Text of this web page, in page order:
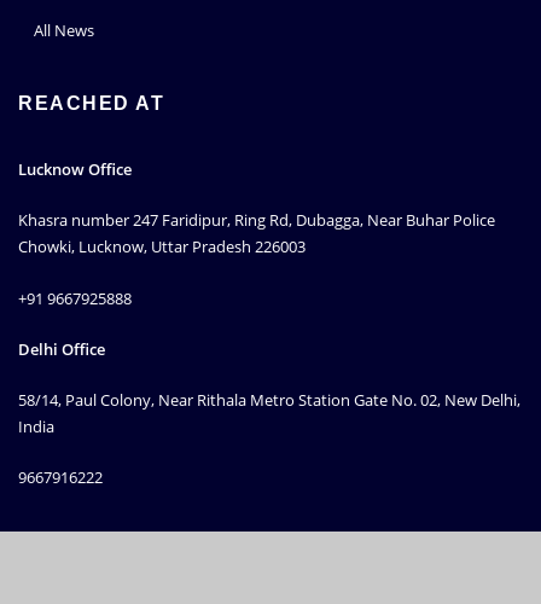
All News
REACHED AT
Lucknow Office
Khasra number 247 Faridipur, Ring Rd, Dubagga, Near Buhar Police
Chowki, Lucknow, Uttar Pradesh 226003
+91 9667925888
Delhi Office
58/14, Paul Colony, Near Rithala Metro Station Gate No. 02, New Delhi,
India
9667916222